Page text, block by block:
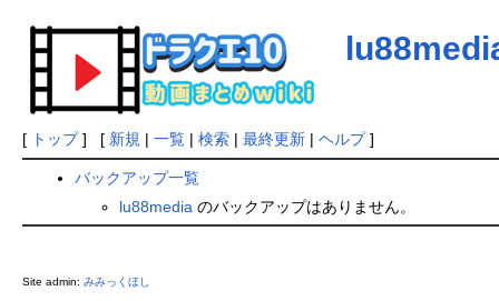
[ トップ] [ 新規 | 一覧| 検索| 最終更新| ヘルプ]
バックアップ一覧
lu88media のバックアップはありません。
Site admin: みみっくほし